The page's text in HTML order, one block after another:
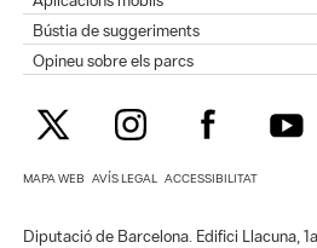
Bústia de suggeriments
Opineu sobre els parcs
MAPA WEB AVÍS LEGAL ACCESSIBILITAT
Diputació de Barcelona. Edifici Llacuna,